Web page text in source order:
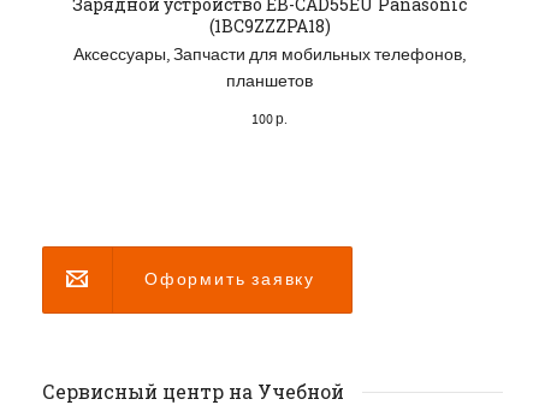
(1BC9ZZZPA18)
Аксессуары,Запчасти для мобильных телефонов,
планшетов
100р.
Оформить заявку
Сервисный центр на Учебной